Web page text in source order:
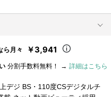
ら月々 ￥3,941
分割手数料無料！ → 詳細はこちら
デジ BS・110度CSデジタルチ